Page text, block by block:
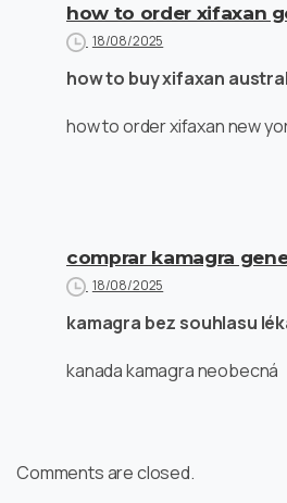
how to order xifaxan
18/08/2025
how to buy xifaxan
how to order xifaxan new
comprar kamagra
18/08/2025
kamagra bez souhlasu
kanada kamagra neobecná
Comments are closed.